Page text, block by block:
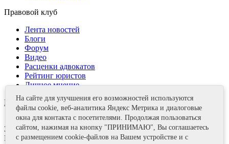
Правовой клуб
Лента новостей
Блоги
Форум
Видео
Расценки адвокатов
Рейтинг юристов
Личное мнение
Контакты
Задать вопрос
Поделиться
На сайте для улучшения его возможностей используются
файлы cookie, веб-аналитика Яндекс Метрика и диалоговые
окна для контакта с посетителями. Продолжая пользоваться
сайтом, нажимая на кнопку "ПРИНИМАЮ", Вы соглашаетесь
с размещением cookie-файлов на Вашем устройстве и с